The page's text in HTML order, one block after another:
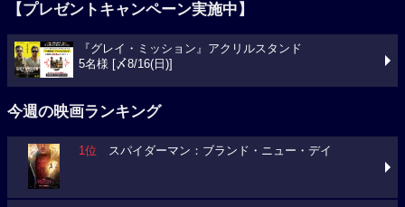
【プレゼントキャンペーン実施中】
『グレイ・ミッション』アクリルスタンド
5名様 [〆8/16(日)]
今週の映画ランキング
1位 スパイダーマン：ブランド・ニュー・デイ